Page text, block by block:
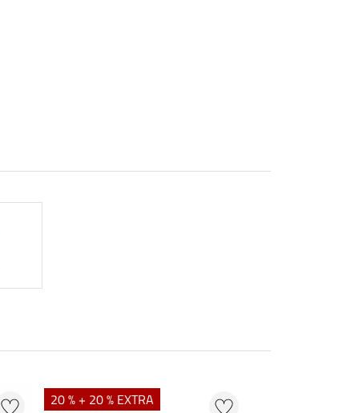
20 % + 20 % EXTRA